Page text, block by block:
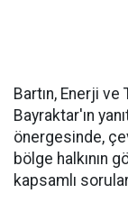
Bartın, Enerji ve
Bayraktar'ın
önergesinde,
bölge halkının
kapsamlı